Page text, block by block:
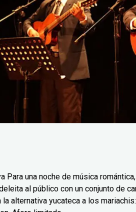
Para una noche de música
al público con un conjunto de
alternativa yucateca a los